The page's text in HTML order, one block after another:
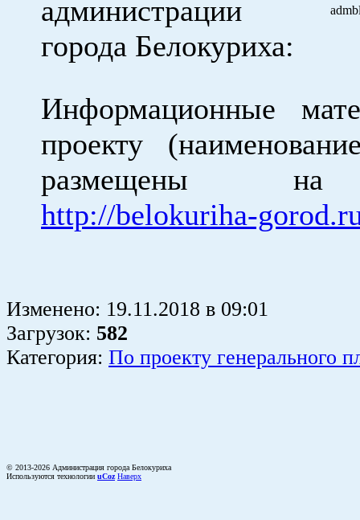
администрации
города Белокуриха:
Информационные
проекту
размещены на
http://belokuriha-
Изменено: 19.11.2018 в 09:01
Загрузок: 582
Категория: По проекту генерального
© 2013-2026 Администрация города Белокуриха
Используются технологии uCoz Наверх